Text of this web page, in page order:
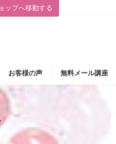
ップへ移動する
お客様の声 無料メール講座